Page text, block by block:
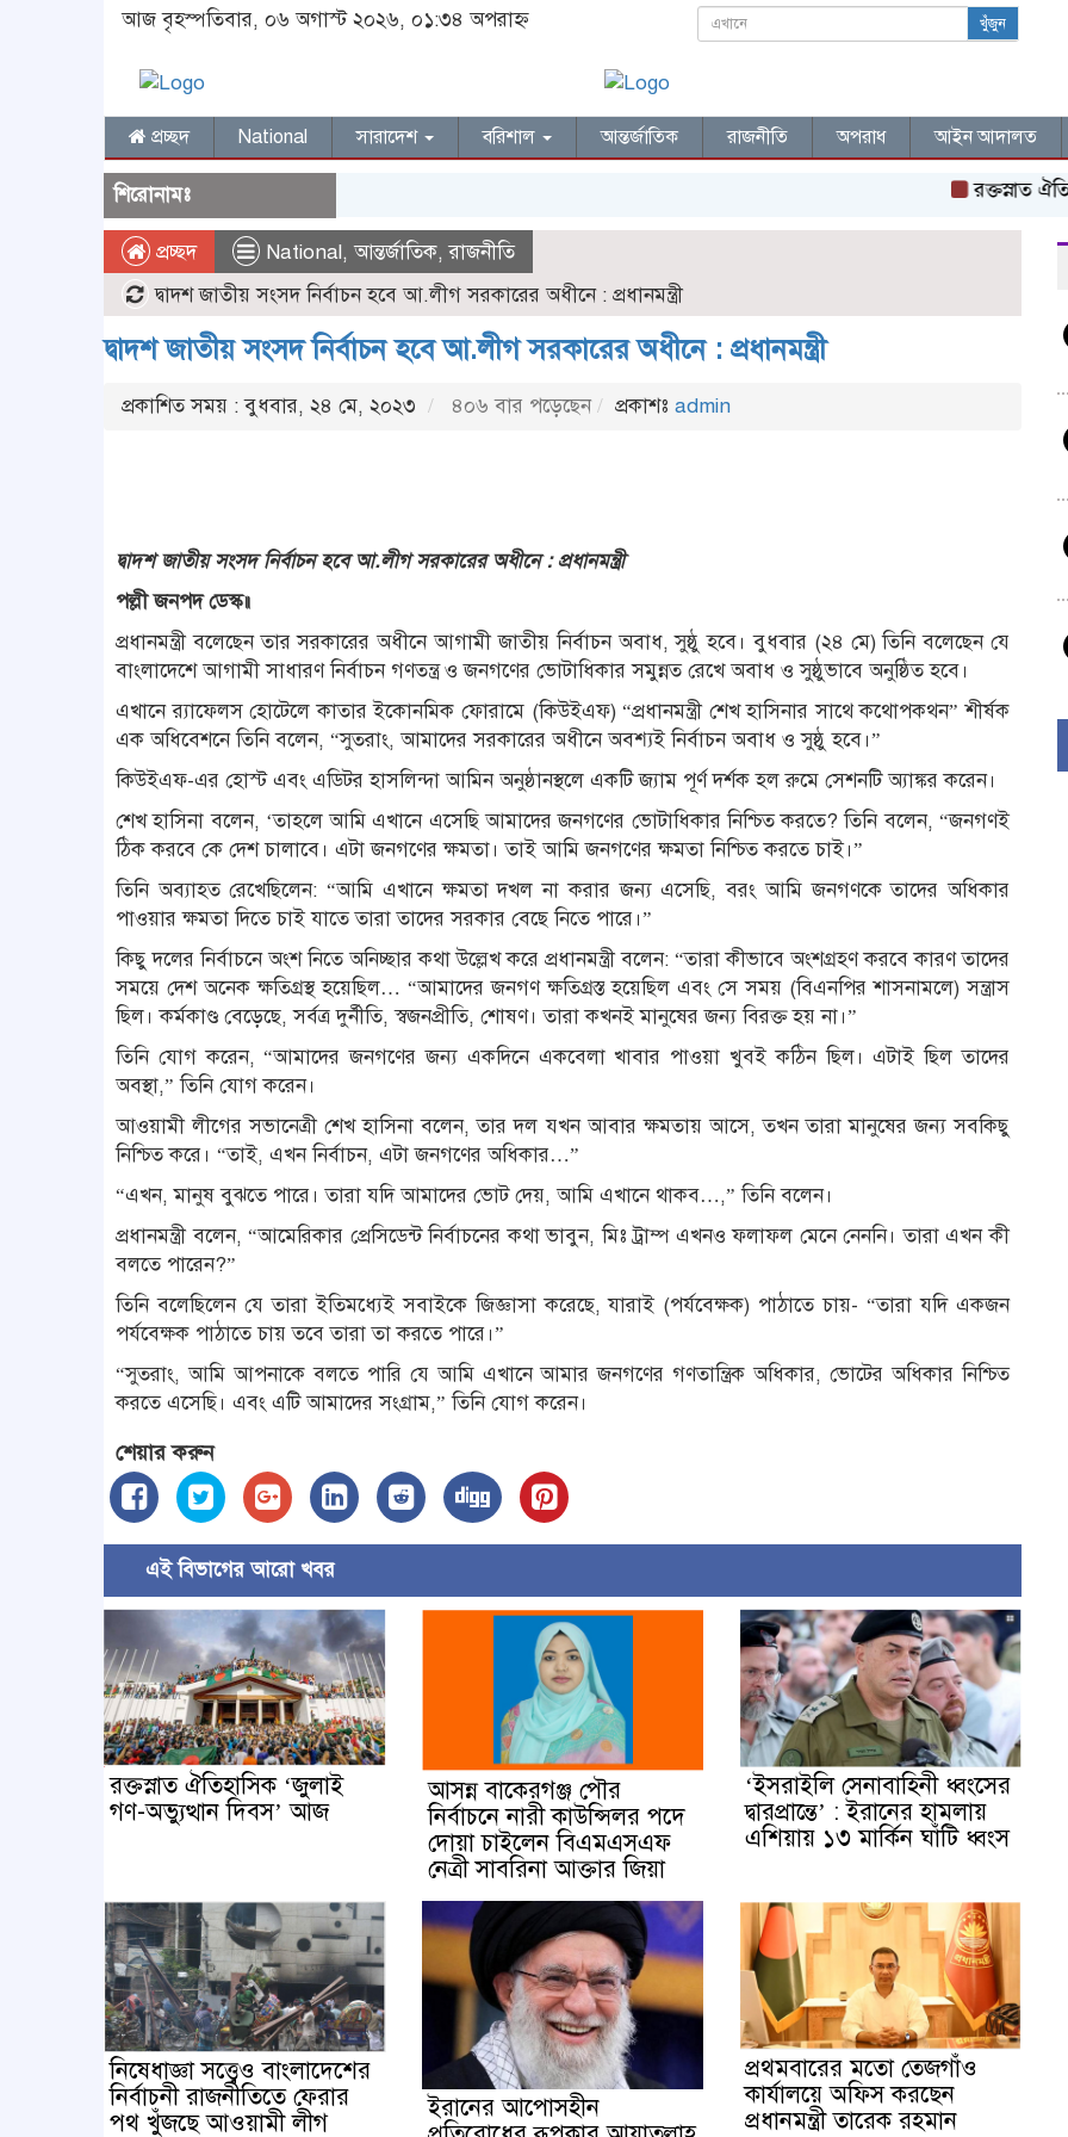
আজ বৃহস্পতিবার, ০৬ অগাস্ট ২০২৬, ০১:৩৪ অপরাহ্ন খুঁজুন
প্রচ্ছদ National সারাদেশ বরিশাল আন্তর্জাতিক রাজনীতি অপরাধ আইন আদালত
শিরোনামঃ রক্তস্নাত
প্রচ্ছদ National,আন্তর্জাতিক,রাজনীতি
দ্বাদশ জাতীয় সংসদ নির্বাচন হবে আ.লীগ সরকারের অধীনে : প্রধানমন্ত্রী
দ্বাদশ জাতীয় সংসদ নির্বাচন হবে আ.লীগ সরকারের অধীনে : প্রধানমন্ত্রী
প্রকাশিত সময় : বুধবার, ২৪ মে, ২০২৩ ৪০৬ বার পড়েছেন প্রকাশঃ admin
দ্বাদশ জাতীয় সংসদ নির্বাচন হবে আ.লীগ সরকারের অধীনে : প্রধানমন্ত্রী
পল্লী জনপদ ডেস্ক॥
প্রধানমন্ত্রী বলেছেন তার সরকারের অধীনে আগামী জাতীয় নির্বাচন অবাধ, সুষ্ঠু হবে। বুধবার (২৪ মে) তিনি বলেছেন যে
বাংলাদেশে আগামী সাধারণ নির্বাচন গণতন্ত্র ও জনগণের ভোটাধিকার সমুন্নত রেখে অবাধ ও সুষ্ঠুভাবে অনুষ্ঠিত হবে।
এখানে র‌্যাফেলস হোটেলে কাতার ইকোনমিক ফোরামে (কিউইএফ) “প্রধানমন্ত্রী শেখ হাসিনার সাথে কথোপকথন” শীর্ষক
এক অধিবেশনে তিনি বলেন, “সুতরাং, আমাদের সরকারের অধীনে অবশ্যই নির্বাচন অবাধ ও সুষ্ঠু হবে।”
কিউইএফ-এর হোস্ট এবং এডিটর হাসলিন্দা আমিন অনুষ্ঠানস্থলে একটি জ্যাম পূর্ণ দর্শক হল রুমে সেশনটি অ্যাঙ্কর করেন।
শেখ হাসিনা বলেন, ‘তাহলে আমি এখানে এসেছি আমাদের জনগণের ভোটাধিকার নিশ্চিত করতে? তিনি বলেন, “জনগণই
ঠিক করবে কে দেশ চালাবে। এটা জনগণের ক্ষমতা। তাই আমি জনগণের ক্ষমতা নিশ্চিত করতে চাই।”
তিনি অব্যাহত রেখেছিলেন: “আমি এখানে ক্ষমতা দখল না করার জন্য এসেছি, বরং আমি জনগণকে তাদের অধিকার
পাওয়ার ক্ষমতা দিতে চাই যাতে তারা তাদের সরকার বেছে নিতে পারে।”
কিছু দলের নির্বাচনে অংশ নিতে অনিচ্ছার কথা উল্লেখ করে প্রধানমন্ত্রী বলেন: “তারা কীভাবে অংশগ্রহণ করবে কারণ তাদের
সময়ে দেশ অনেক ক্ষতিগ্রস্থ হয়েছিল… “আমাদের জনগণ ক্ষতিগ্রস্ত হয়েছিল এবং সে সময় (বিএনপির শাসনামলে) সন্ত্রাস
ছিল। কর্মকাণ্ড বেড়েছে, সর্বত্র দুর্নীতি, স্বজনপ্রীতি, শোষণ। তারা কখনই মানুষের জন্য বিরক্ত হয় না।”
তিনি যোগ করেন, “আমাদের জনগণের জন্য একদিনে একবেলা খাবার পাওয়া খুবই কঠিন ছিল। এটাই ছিল তাদের
অবস্থা,” তিনি যোগ করেন।
আওয়ামী লীগের সভানেত্রী শেখ হাসিনা বলেন, তার দল যখন আবার ক্ষমতায় আসে, তখন তারা মানুষের জন্য সবকিছু
নিশ্চিত করে। “তাই, এখন নির্বাচন, এটা জনগণের অধিকার…”
“এখন, মানুষ বুঝতে পারে। তারা যদি আমাদের ভোট দেয়, আমি এখানে থাকব…,” তিনি বলেন।
প্রধানমন্ত্রী বলেন, “আমেরিকার প্রেসিডেন্ট নির্বাচনের কথা ভাবুন, মিঃ ট্রাম্প এখনও ফলাফল মেনে নেননি। তারা এখন কী
বলতে পারেন?”
তিনি বলেছিলেন যে তারা ইতিমধ্যেই সবাইকে জিজ্ঞাসা করেছে, যারাই (পর্যবেক্ষক) পাঠাতে চায়- “তারা যদি একজন
পর্যবেক্ষক পাঠাতে চায় তবে তারা তা করতে পারে।”
“সুতরাং, আমি আপনাকে বলতে পারি যে আমি এখানে আমার জনগণের গণতান্ত্রিক অধিকার, ভোটের অধিকার নিশ্চিত
করতে এসেছি। এবং এটি আমাদের সংগ্রাম,” তিনি যোগ করেন।
শেয়ার করুন
এই বিভাগের আরো খবর
রক্তস্নাত ঐতিহাসিক ‌‘জুলাই
গণ-অভ্যুত্থান দিবস’ আজ
আসন্ন বাকেরগঞ্জ পৌর
নির্বাচনে নারী কাউন্সিলর পদে
দোয়া চাইলেন বিএমএসএফ
নেত্রী সাবরিনা আক্তার জিয়া
‘ইসরাইলি সেনাবাহিনী ধ্বংসের
দ্বারপ্রান্তে’ : ইরানের হামলায়
এশিয়ায় ১৩ মার্কিন ঘাঁটি ধ্বংস
নিষেধাজ্ঞা সত্ত্বেও বাংলাদেশের
নির্বাচনী রাজনীতিতে ফেরার
পথ খুঁজছে আওয়ামী লীগ
ইরানের আপোসহীন
প্রথমবারের মতো তেজগাঁও
কার্যালয়ে অফিস করছেন
প্রধানমন্ত্রী তারেক রহমান